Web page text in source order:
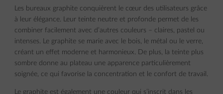
Les bureaux graphite conquièrent le cœur des utilisateurs grâce
à leur élégance. Leur teinte neutre et profonde permet de les
combiner facilement avec d’autres couleurs – claires, pastel ou
intenses. Le graphite se marie avec le bois, le métal ou le verre,
créant un effet moderne et harmonieux. De plus, la teinte plus
sombre donne au plateau une apparence particulièrement
soignée, ce qui favorise la concentration et le confort de travail.
Le graphite est également une couleur qui s’inscrit dans les